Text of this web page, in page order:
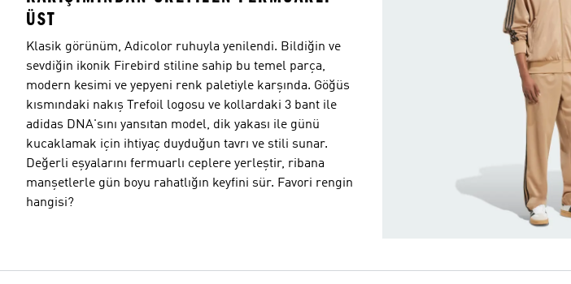
ÜST
Klasik görünüm, Adicolor ruhuyla yenilendi. Bildiğin ve
sevdiğin ikonik Firebird stiline sahip bu temel parça,
modern kesimi ve yepyeni renk paletiyle karşında. Göğüs
kısmındaki nakış Trefoil logosu ve kollardaki 3 bant ile
adidas DNA'sını yansıtan model, dik yakası ile günü
kucaklamak için ihtiyaç duyduğun tavrı ve stili sunar.
Değerli eşyalarını fermuarlı ceplere yerleştir, ribana
manşetlerle gün boyu rahatlığın keyfini sür. Favori rengin
hangisi?